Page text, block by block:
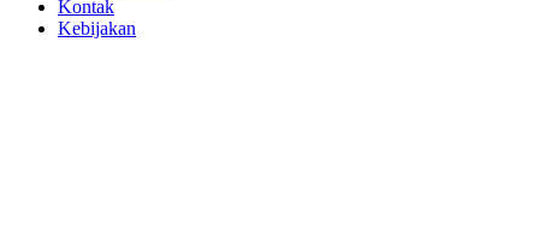
Kontak
Kebijakan